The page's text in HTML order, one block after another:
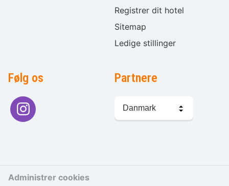
Registrer dit hotel
Sitemap
Ledige stillinger
Følg os Partnere
Administrer cookies